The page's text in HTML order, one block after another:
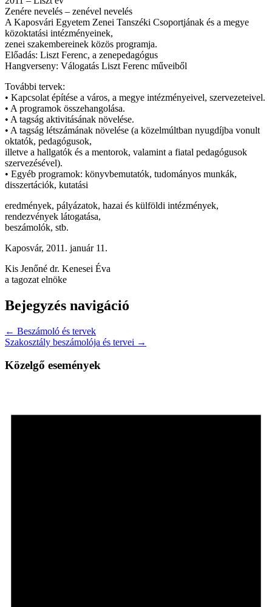
Zenére nevelés – zenével nevelés
A Kaposvári Egyetem Zenei Tanszéki Csoportjának és a megye
közoktatási intézményeinek,
zenei szakembereinek közös programja.
Előadás: Liszt Ferenc, a zenepedagógus
Hangverseny: Válogatás Liszt Ferenc műveiből
További tervek:
• Kapcsolat építése a város, a megye intézményeivel, szervezeteivel.
• A programok összehangolása.
• A tagság aktivitásának növelése.
• A tagság létszámának növelése (a közelmúltban nyugdíjba vonult
oktatók, pedagógusok,
illetve a hallgatók és a mentorok, valamint a fiatal pedagógusok
szervezésével).
• Egyéb programok: könyvbemutatók, tudományos munkák,
disszertációk, kutatási
eredmények, pályázatok, hazai és külföldi intézmények,
rendezvények látogatása,
beszámolók, stb.
Kaposvár, 2011. január 11.
Kis Jenőné dr. Kenesei Éva
a tagozat elnöke
Bejegyzés navigáció
← Beszámoló és tervek
Szakosztály beszámolója és tervei →
Közelgő események